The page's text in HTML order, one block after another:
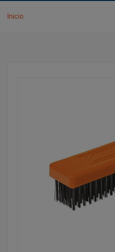
Inicio